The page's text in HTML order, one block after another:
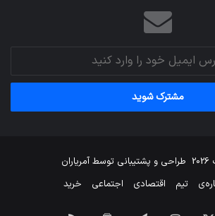
طراحی و پشتیبانی توسطآمریاران
تیم اقتصادی اجتماعی خرید